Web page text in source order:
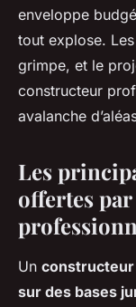
enveloppe
tout explose.
grimpe, et le
constructeur
avalanche
Les
offertes
Un
sur des bases